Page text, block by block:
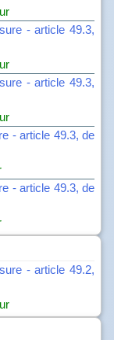
- article 49.3,
- article 49.3,
- article 49.3, de
- article 49.3, de
- article 49.2,